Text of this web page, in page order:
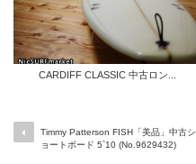
CARDIFF CLASSIC 中古ロン...
Timmy Patterson FISH「美品」中古シ
ョートボード 5`10 (No.9629432)